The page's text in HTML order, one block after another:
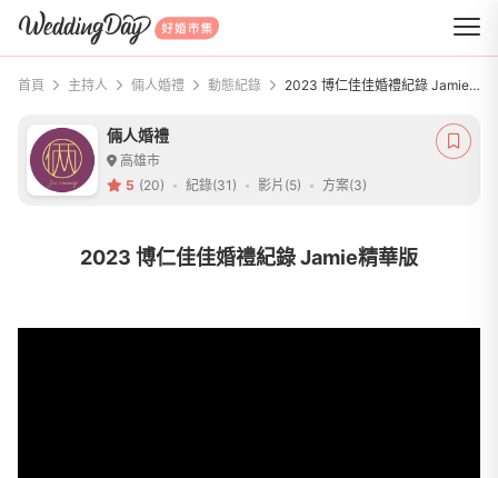
WeddingDay 好婚市集
首頁 主持人 倆人婚禮 動態紀錄 2023 博仁佳佳婚禮紀錄 Jamie精華版
倆人婚禮
高雄市
5 (20) 紀錄(31) 影片(5) 方案(3)
2023 博仁佳佳婚禮紀錄 Jamie精華版